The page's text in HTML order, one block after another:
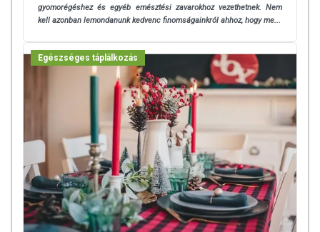
gyomorégéshez és egyéb emésztési zavarokhoz vezethetnek. Nem
kell azonban lemondanunk kedvenc finomságainkról ahhoz, hogy me...
Egészséges táplálkozás